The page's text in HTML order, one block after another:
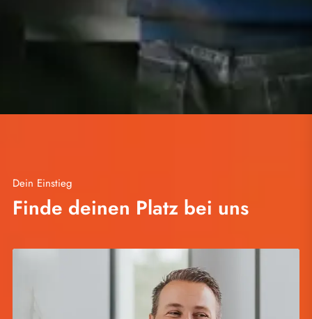
Dein Einstieg
Finde deinen Platz bei uns